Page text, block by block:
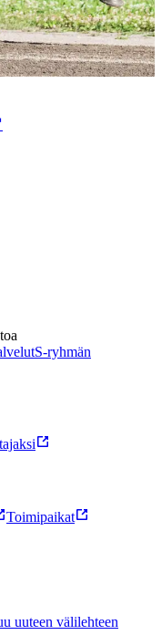
S-ryhmän
Toimipaikat
uuteen välilehteen